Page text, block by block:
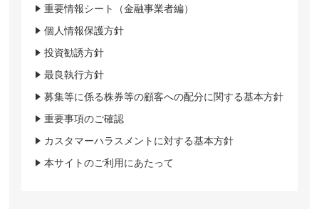
重要情報シート（金融事業者編）
個人情報保護方針
投資勧誘方針
最良執行方針
募集等に係る株券等の顧客への配分に関する基本方針
重要事項のご確認
カスタマーハラスメントに対する基本方針
本サイトのご利用にあたって